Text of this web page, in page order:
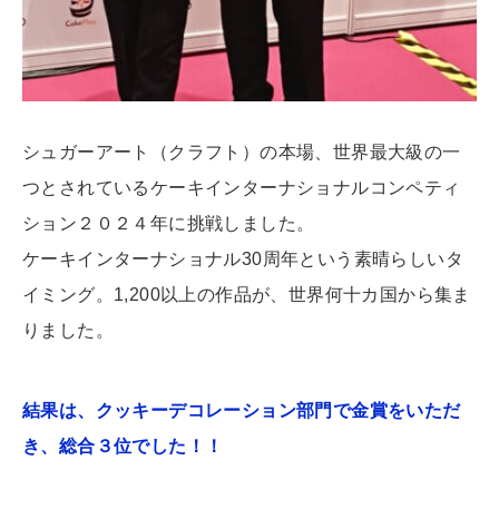
シュガーアート（クラフト）の本場、世界最大級の一
つとされているケーキインターナショナルコンペティ
ション２０２４年に挑戦しました。
ケーキインターナショナル30周年という素晴らしいタ
イミング。1,200以上の作品が、世界何十カ国から集ま
りました。
結果は、クッキーデコレーション部門で金賞をいただ
き、総合３位でした！！